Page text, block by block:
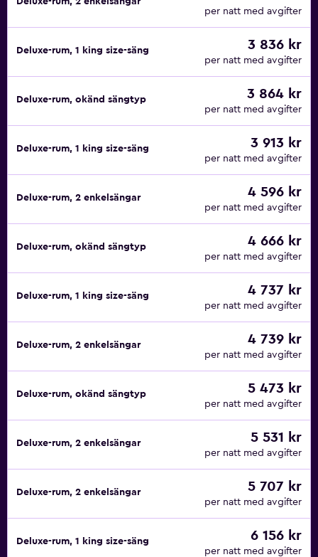
per natt med avgifter
Deluxe-rum, 1 king size-säng 3 836 kr
per natt med avgifter
Deluxe-rum, okänd sängtyp 3 864 kr
per natt med avgifter
Deluxe-rum, 1 king size-säng 3 913 kr
per natt med avgifter
Deluxe-rum, 2 enkelsängar 4 596 kr
per natt med avgifter
Deluxe-rum, okänd sängtyp 4 666 kr
per natt med avgifter
Deluxe-rum, 1 king size-säng 4 737 kr
per natt med avgifter
Deluxe-rum, 2 enkelsängar 4 739 kr
per natt med avgifter
Deluxe-rum, okänd sängtyp 5 473 kr
per natt med avgifter
Deluxe-rum, 2 enkelsängar 5 531 kr
per natt med avgifter
Deluxe-rum, 2 enkelsängar 5 707 kr
per natt med avgifter
Deluxe-rum, 1 king size-säng 6 156 kr
per natt med avgifter